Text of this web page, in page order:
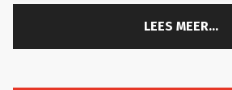
LEES MEER...